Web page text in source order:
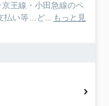
王線・小田急線のペ
払い等…ど... もっと見